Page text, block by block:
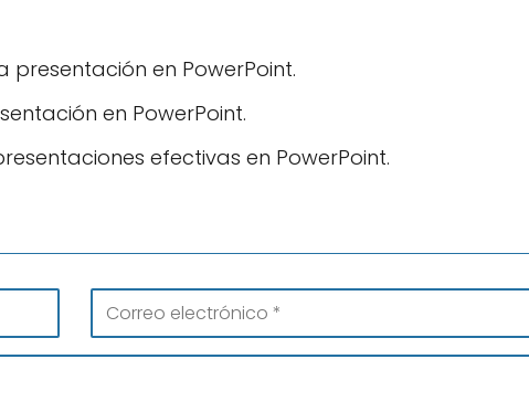
presentación en PowerPoint.
en PowerPoint.
efectivas en PowerPoint.